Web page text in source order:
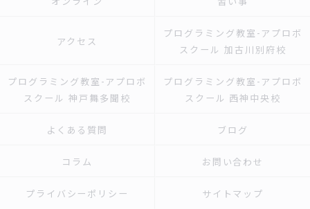
アクセス
プログラミング教室-アプロボ
スクール 加古川別府校
プログラミング教室-アプロボ
スクール 神戸舞多聞校
プログラミング教室-アプロボ
スクール 西神中央校
よくある質問 ブログ
コラム お問い合わせ
プライバシーポリシー サイトマップ